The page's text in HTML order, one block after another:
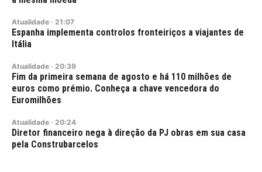
Atualidade · 21:07
Espanha implementa controlos fronteiriços a viajantes de
Itália
Atualidade · 20:39
Fim da primeira semana de agosto e há 110 milhões de
euros como prémio. Conheça a chave vencedora do
Euromilhões
Atualidade · 20:24
Diretor financeiro nega à direção da PJ obras em sua casa
pela Construbarcelos